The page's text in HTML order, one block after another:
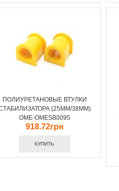
ПОЛИУРЕТАНОВЫЕ ВТУЛКИ
(25MM/38MM)
OME-OMESB0095
918.72грн